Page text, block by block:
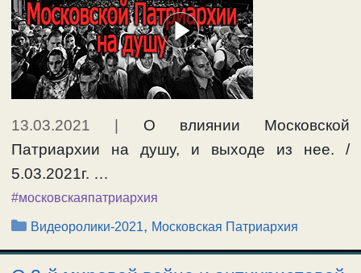
13.03.2021
О влиянии Московской
Патриархии на душу, и выходе из нее. /
5.03.2021г. …
#московскаяпатриархия
Рубрики
Видеоролики-2021, Московская Патриархия